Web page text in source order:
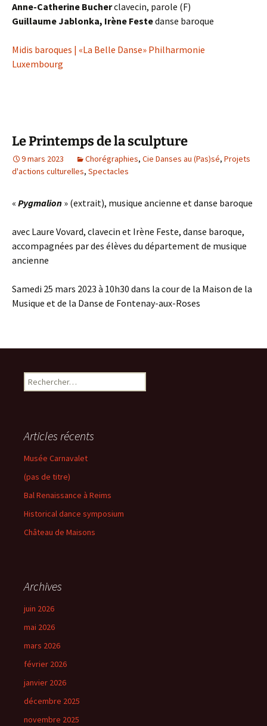
Anne-Catherine Bucherclavecin, parole (F)
Guillaume Jablonka, Irène Festedanse baroque
Midis baroques | «La Belle Danse» Philharmonie
Luxembourg
Le Printemps de la sculpture
9 mars 2023 Chorégraphies, Cie Danses au (Pas)sé, Projets
d'actions culturelles, Spectacles
« Pygmalion » (extrait), musique ancienne et danse baroque
avec Laure Vovard, clavecin et Irène Feste, danse baroque,
accompagnées par des élèves du département de musique
ancienne
Samedi 25 mars 2023 à 10h30 dans la cour de la Maison de la
Musique et de la Danse de Fontenay-aux-Roses
Rechercher :
Articles récents
Musée Carnavalet
(pas de titre)
Bal Renaissance à Reims
Historical dance symposium
Château de Maisons
Archives
juin 2026
mai 2026
mars 2026
février 2026
janvier 2026
décembre 2025
novembre 2025